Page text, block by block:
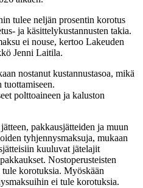
tulee neljän prosentin korotus
ja käsittelykustannusten takia.
ei nouse, kertoo Lakeuden
Jenni Laitila.
nostanut kustannustasoa, mikä
polttoaineen ja kaluston
pakkausjätteiden ja muun
tyhjennysmaksuja, mukaan
kuuluvat jätelajit
Nostoperusteisten
korotuksia. Myöskään
ei tule korotuksia.